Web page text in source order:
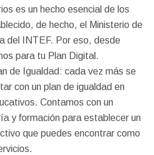
es un hecho esencial de los
de hecho, el Ministerio de
del INTEF. Por eso, desde
para tu Plan Digital.
de Igualdad: cada vez más se
con un plan de igualdad en
Contamos con un
y formación para establecer un
que puedes encontrar como